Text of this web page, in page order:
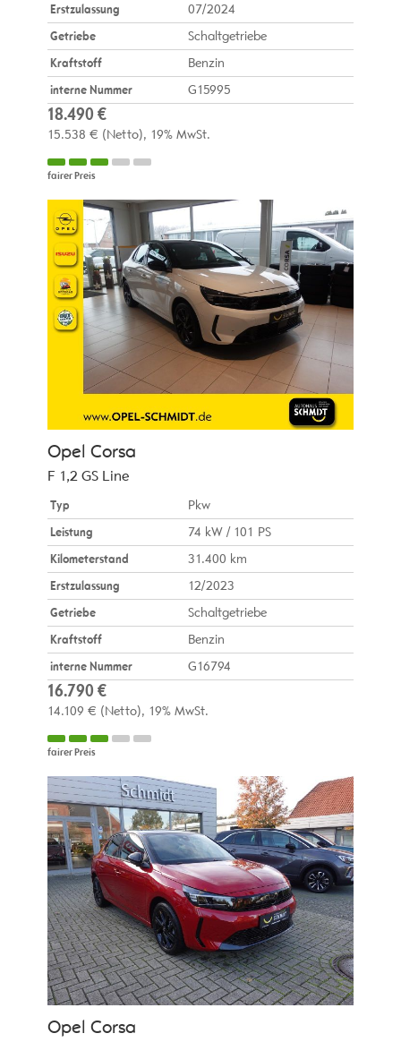
Erstzulassung
07/2024
Getriebe
Schaltgetriebe
Kraftstoff
Benzin
interne Nummer
G15995
18.490 €
15.538 € (Netto) 19% MwSt.
fairer Preis
Opel Corsa
F 1,2 GS Line
Typ
Pkw
Leistung
74 kW / 101 PS
Kilometerstand
31.400 km
Erstzulassung
12/2023
Getriebe
Schaltgetriebe
Kraftstoff
Benzin
interne Nummer
G16794
16.790 €
14.109 € (Netto) 19% MwSt.
fairer Preis
Opel Corsa